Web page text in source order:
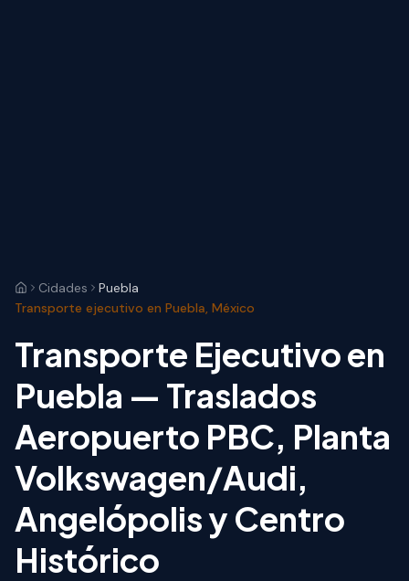
Cidades
Puebla
Transporte ejecutivo en Puebla, México
Transporte Ejecutivo en
Puebla — Traslados
Aeropuerto PBC, Planta
Volkswagen/Audi,
Angelópolis y Centro
Histórico